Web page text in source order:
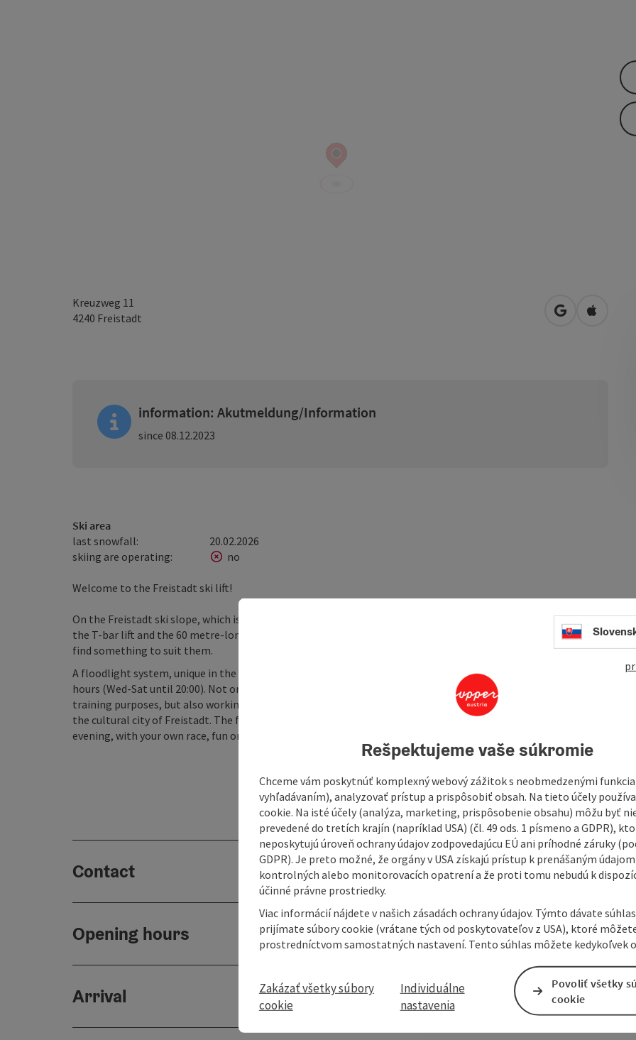
Kreuzweg 11
4240 Freistadt open in Google
Open in
information: Akutmeldung/Information
since 08.12.2023
Ski area
last snowfall:
20.02.2026
skiing are operating:
no
Welcome to the Freistadt ski lift!
On the Freistadt ski slope, which is 500 metres long, you have a wonderful view of the town of Freistadt. With
the T-bar lift and the 60 metre-long magic carpet, the whole family, as well as amateur skiers and racers, will
find something to suit them.
A floodlight system, unique in the area, offers a further attraction for skiers thanks to extended opening
hours (Wed-Sat until 20:00). Not only racers, who can make optimum use of the 500 metre-long slope for
training purposes, but also working evening guests are offered skiing fun and a unique ambience with a view of
the cultural city of Freistadt. The floodlit operation offers an ideal opportunity for company events in the
evening, with your own race, fun on the piste and a finale in the lift restaurant.
Contact
Opening hours
Arrival
Rešpektujeme vaše súkromie
Chceme vám poskytnúť komplexný webový zážitok s neobmedzenými
vyhľadávaním), analyzovať prístup a prispôsobiť obsah. Na tieto účely
cookie. Na isté účely (analýza, marketing, prispôsobenie obsahu) môžu byť
prevedené do tretích krajín (napríklad USA) (čl. 49 ods. 1 písmeno a GDPR),
neposkytujú úroveň ochrany údajov zodpovedajúcu EÚ ani príhodné záruky
GDPR). Je preto možné, že orgány v USA získajú prístup k prenášaným
kontrolných alebo monitorovacích opatrení a že proti tomu nebudú k
účinné právne prostriedky.
Viac informácií nájdete v našich zásadách ochrany údajov. Týmto dávate
prijímate súbory cookie (vrátane tých od poskytovateľov z USA), ktoré
prostredníctvom samostatných nastavení. Tento súhlas môžete kedykoľvek
Zakázať všetky súbory
cookie
Individuálne
nastavenia
Povoliť všetky
cookie